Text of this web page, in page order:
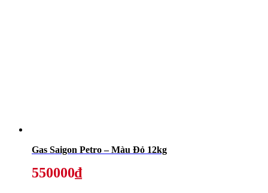
Gas Saigon Petro – Màu Đỏ 12kg
550000₫